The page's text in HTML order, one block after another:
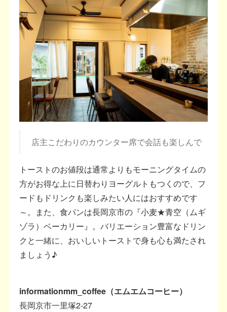
店主こだわりのカウンター席で会話も楽しんで
トーストのお値段は通常よりもモーニングタイムの
方がお得な上に日替わりヨーグルトもつくので、フ
ードもドリンクも楽しみたい人にはおすすめです
～。また、食パンは長岡京市の『小麦★青空（ムギ
ゾラ）ベーカリー』。バリエーション豊富なドリン
クと一緒に、おいしいトーストで身も心も満たされ
ましょう♪
informationmm_coffee（エムエムコーヒー）
長岡京市一里塚2-27